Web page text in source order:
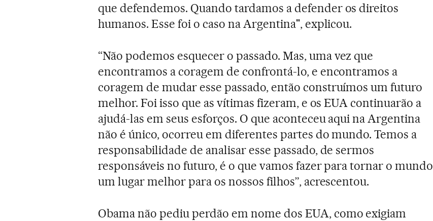
que defendemos. Quando tardamos a defender os direitos
humanos. Esse foi o caso na Argentina", explicou.
“Não podemos esquecer o passado. Mas, uma vez que
encontramos a coragem de confrontá-lo, e encontramos a
coragem de mudar esse passado, então construímos um futuro
melhor. Foi isso que as vítimas fizeram, e os EUA continuarão a
ajudá-las em seus esforços. O que aconteceu aqui na Argentina
não é único, ocorreu em diferentes partes do mundo. Temos a
responsabilidade de analisar esse passado, de sermos
responsáveis no futuro, é o que vamos fazer para tornar o mundo
um lugar melhor para os nossos filhos”, acrescentou.
Obama não pediu perdão em nome dos EUA, como exigiam